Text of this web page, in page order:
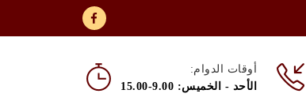
أوقات الدوام:
الأحد - الخميس: 9.00-15.00